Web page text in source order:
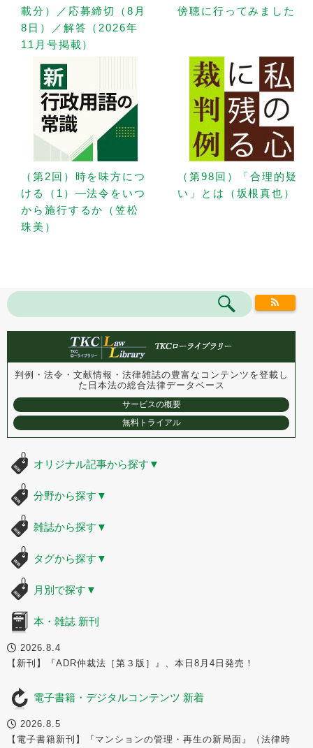
載分）／応募締切（8月
8日）／解答（2026年
11月号掲載）
傍聴に行ってみました
（第2回）時を味方につ
ける（1）—法令をいつ
から施行するか（笠松
珠美）
（第98回）「合理的疑
い」とは（坂根真也）
判例・法令・文献情報・法律雑誌の豊富なコンテンツを登載し
た 日本法の総合法律データベース
サービスの概要
無料トライアル
オリジナル記事から探す ▼
分野から探す ▼
雑誌から探す ▼
タグから探す ▼
月別で探す ▼
本・雑誌 新刊
2026.8.4
【新刊】『ADR仲裁法［第３版］』、本日8月4日発売！
電子書籍・デジタルコンテンツ 新着
2026.8.5
【電子書籍新刊】『マンションの管理・再生の新局面』（法律時